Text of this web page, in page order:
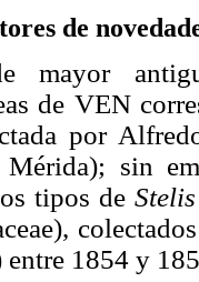
de
mayor
de VEN
por
sin
tipos de
1854 y